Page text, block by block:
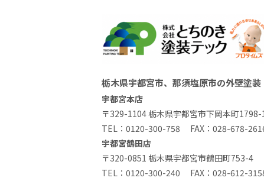
栃木県宇都宮市、那須塩原市の外壁塗
宇都宮本店
〒329-1104 栃木県宇都宮市下岡本町1798-
TEL： 0120-300-758 FAX：028-678-
宇都宮鶴田店
〒320-0851 栃木県宇都宮市鶴田町753-4
TEL： 0120-300-240 FAX：028-612-